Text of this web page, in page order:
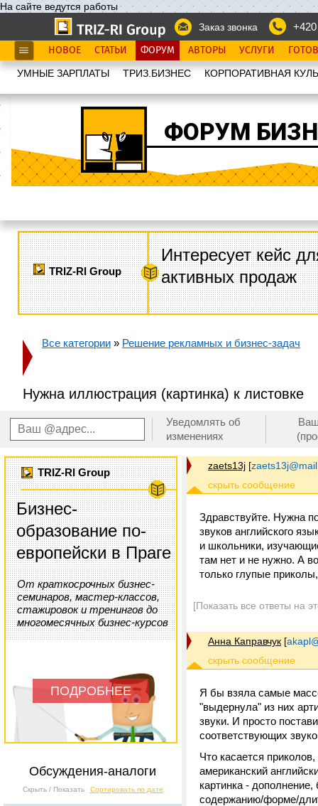
На сайте ведутся работы
Заказ звонка
НОВОЕ СТАТЬИ ФОРУМ АВТОРЫ УСЛУГИ
УМНЫЕ ЗАРПЛАТЫ ТРИЗ.БИЗНЕС КОРПОРАТИВНАЯ
ФОРУМ
TRIZ-RI Group
Интересует кейс
активных продаж
Все категории » Решение рекламных и бизнес-задач
Нужна иллюстрация (картинка) к листовке
Уведомлять об
изменениях
TRIZ-RI Group
Бизнес-
образование по-
европейски в Праге
От краткосрочных бизнес-
семинаров, мастер-классов,
стажировок и тренингов до
многомесячных бизнес-курсов
ПОДРОБНЕЕ
Обсуждения-аналоги
Скрыть / Показать Сортировать по дате
zaets13j [
Здравствуйте. Нужна
звуков английского
и школьники,
там нет и не нужно. А
только глупые
[Показать все ответы на
Анна Каправчук [
Я бы взяла самые
"выдернула" из них
звуки. И просто
соответствующих
Что касается
американский
картинка -
содержанию/форме/